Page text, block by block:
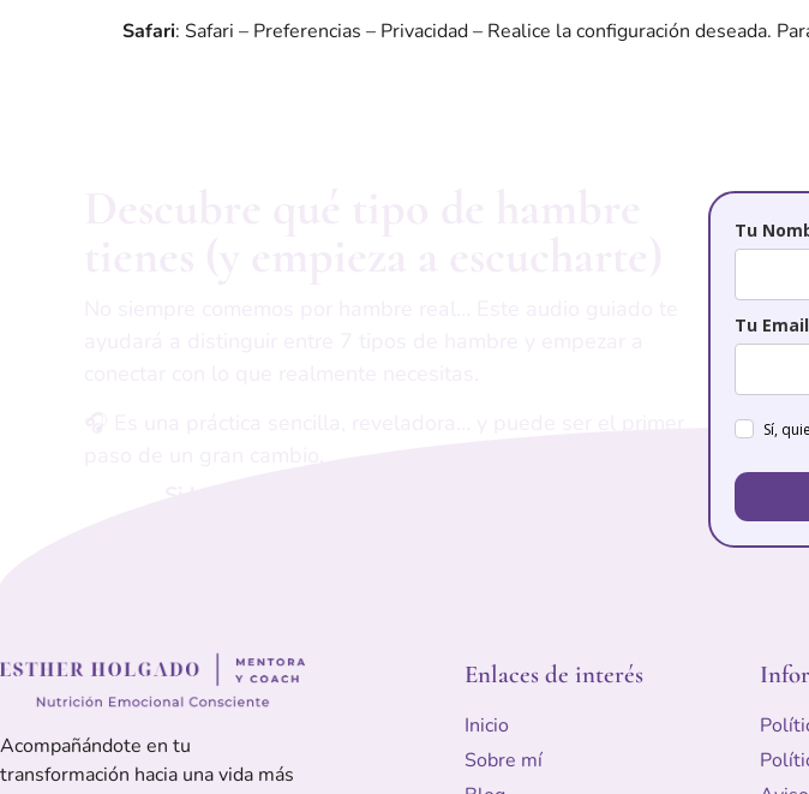
Safari: Safari – Preferencias – Privacidad – Realice la configuración deseada.
Tu
Tu Email
Sí,
Acompañándote en tu
transformación hacia una vida más
Enlaces de interés
Inicio
Sobre mí